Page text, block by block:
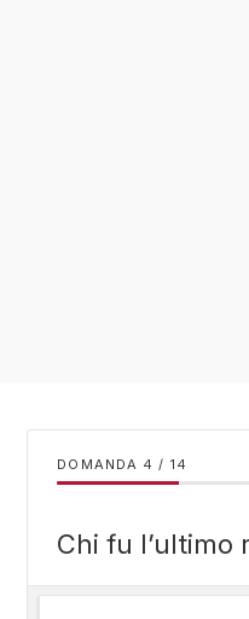
DOMANDA / 14
Chi fu l’ultimo